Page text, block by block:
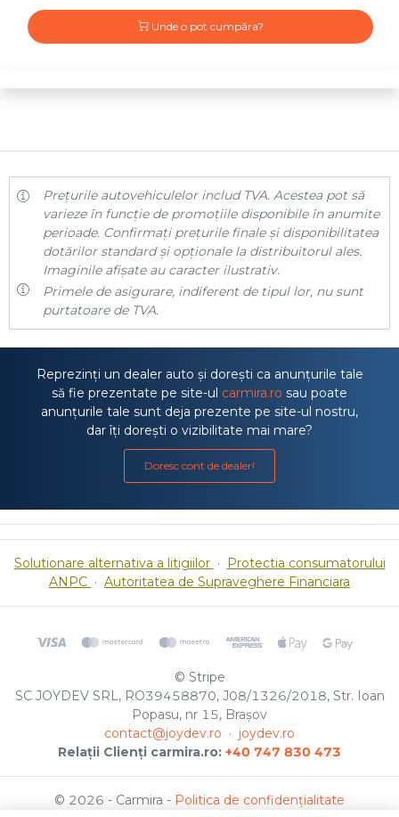
Unde o pot cumpăra?
Prețurile autovehiculelor includ TVA. Acestea pot să
varieze în funcție de promoțiile disponibile în anumite
perioade. Confirmați prețurile finale și disponibilitatea
dotărilor standard și opționale la distribuitorul ales.
Imaginile afișate au caracter ilustrativ.
Primele de asigurare, indiferent de tipul lor, nu sunt
purtatoare de TVA.
Reprezinți un dealer auto și dorești ca anunțurile tale
să fie prezentate pe site-ul carmira.ro sau poate
anunțurile tale sunt deja prezente pe site-ul nostru,
dar îți dorești o vizibilitate mai mare?
Doresc cont de dealer!
Solutionare alternativa a litigiilor · Protectia consumatorului
ANPC · Autoritatea de Supraveghere Financiara
© Stripe
SC JOYDEV SRL, RO39458870, J08/1326/2018, Str. Ioan
Popasu, nr 15, Brașov
contact@joydev.ro · joydev.ro
Relații Clienți carmira.ro: +40 747 830 473
© 2026 - Carmira - Politica de confidențialitate